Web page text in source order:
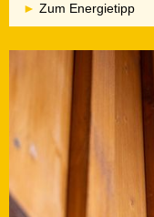
Zum Energietipp